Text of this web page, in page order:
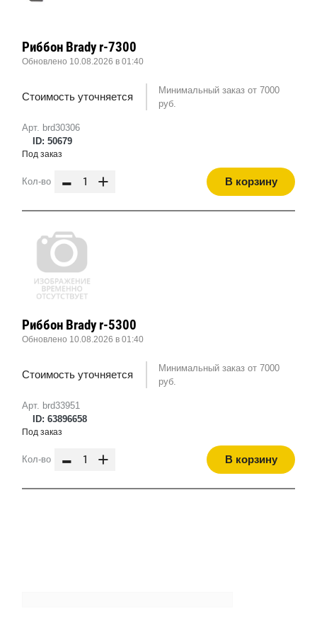
Арт. brd30306
ID: 50679
Риббон Brady r-7300
Обновлено 10.08.2026 в 01:40
Стоимость уточняется
Минимальный заказ от 7000
руб.
Под заказ
Кол-во - + В корзину
Арт. brd33951
ID: 63896658
Риббон Brady r-5300
Обновлено 10.08.2026 в 01:40
Стоимость уточняется
Минимальный заказ от 7000
руб.
Под заказ
Кол-во - + В корзину